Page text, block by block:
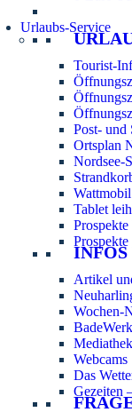
Urlaubs-Service
Tourist-
Post- und
Ortsplan
Nordsee-
Tablet
Prospekte
Artikel
Wochen-
Mediathek
Webcams
Das
Gezeiten